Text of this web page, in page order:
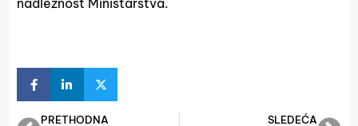
nadležnost Ministarstva.
PRETHODNA SLEDEĆA